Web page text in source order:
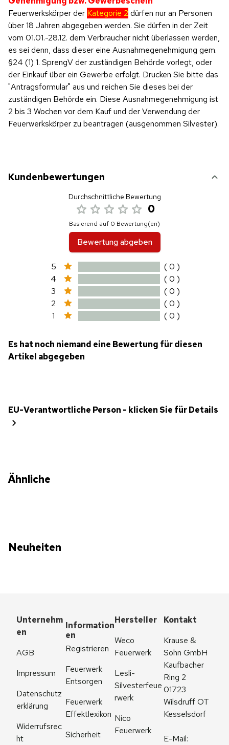
Feuerwerkskörper der Kategorie 2 dürfen nur an Personen
über 18 Jahren abgegeben werden. Sie dürfen in der Zeit
vom 01.01.-28.12. dem Verbraucher nicht überlassen werden,
es sei denn, dass dieser eine Ausnahmegenehmigung gem.
§24 (1) 1. SprengV der zuständigen Behörde vorlegt, oder
der Einkauf über ein Gewerbe erfolgt. Drucken Sie bitte das
"Antragsformular" aus und reichen Sie dieses bei der
zuständigen Behörde ein. Diese Ausnahmegenehmigung ist
2 bis 3 Wochen vor dem Kauf und der Verwendung der
Feuerwerkskörper zu beantragen (ausgenommen Silvester).
Kundenbewertungen
Durchschnittliche Bewertung
0
Basierend auf 0 Bewertung(en)
Bewertung abgeben
5
( 0 )
4
( 0 )
3
( 0 )
2
( 0 )
1
( 0 )
Es hat noch niemand eine Bewertung für diesen
Artikel abgegeben
EU-Verantwortliche Person - klicken Sie für Details
Ähnliche
Neuheiten
Unternehm
en
AGB
Impressum
Datenschutz
erklärung
Widerrufsrec
ht
Information
en
Registrieren
Feuerwerk
Entsorgen
Feuerwerk
Effektlexikon
Sicherheit
Hersteller
Weco
Feuerwerk
Lesli-
Silvesterfeue
rwerk
Nico
Feuerwerk
Kontakt
Krause &
Sohn GmbH
Kaufbacher
Ring 2
01723
Wilsdruff OT
Kesselsdorf